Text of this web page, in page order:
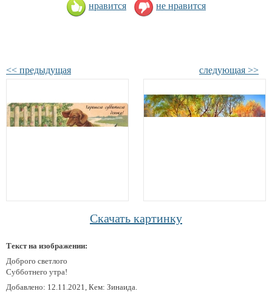
нравится не нравится
<< предыдущая следующая >>
Скачать картинку
Текст на изображении:
Доброго светлого
Субботнего утра!
Добавлено: 12.11.2021, Кем: Зинаида.